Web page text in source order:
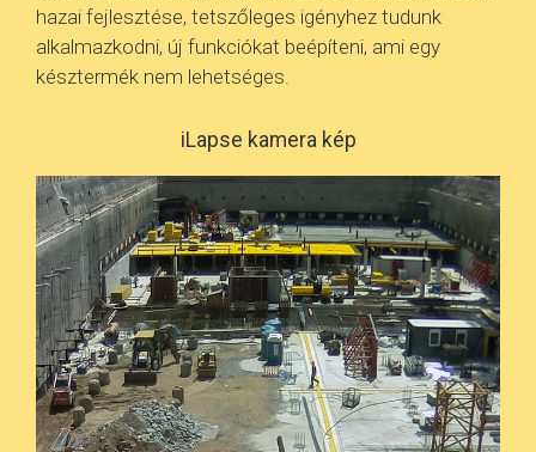
hazai fejlesztése, tetszőleges igényhez tudunk
alkalmazkodni, új funkciókat beépíteni, ami egy
késztermék nem lehetséges.
iLapse kamera kép